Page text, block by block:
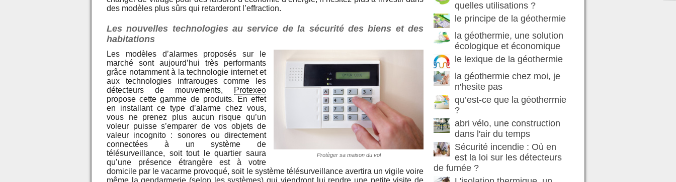
des modèles plus sûrs qui retarderont l’effraction.
Les nouvelles technologies au service de la sécurité des biens et des
habitations
Protèger sa maison du vol
Les modèles d’alarmes proposés sur le
marché sont aujourd’hui très performants
grâce notamment à la technologie internet et
aux technologies infrarouges comme les
détecteurs de mouvements,
Protexeo
propose cette gamme de produits. En effet
en installant ce type d’alarme chez vous,
vous ne prenez plus aucun risque qu’un
voleur puisse s’emparer de vos objets de
valeur incognito : sonores ou directement
connectées à un système de
télésurveillance, soit tout le quartier saura
qu’une présence étrangère est à votre
domicile par le vacarme provoqué, soit le système télésurveillance avertira un vigile voire
même la gendarmerie (selon les systèmes) qui viendront lui rendre une petite visite de
quelles utilisations ?
le principe de la géothermie
la géothermie, une solution
écologique et économique
le lexique de la géothermie
la géothermie chez moi, je
n'hesite pas
qu’est-ce que la géothermie
?
abri vélo, une construction
dans l'air du temps
Sécurité incendie : Où en
est la loi sur les détecteurs
de fumée ?